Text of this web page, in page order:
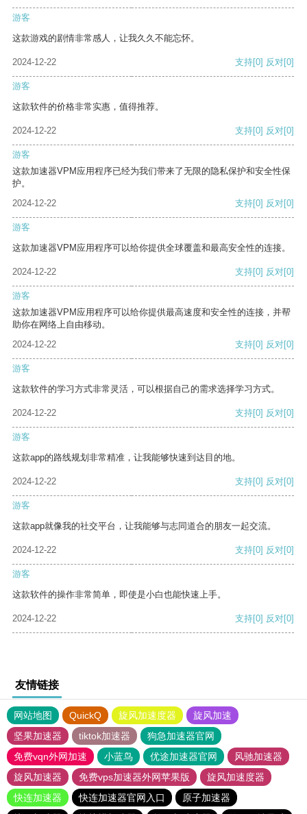
游客
这款游戏的剧情非常感人，让我久久不能忘怀。
2024-12-22 支持[0] 反对[0]
游客
这款软件的价格非常实惠，值得推荐。
2024-12-22 支持[0] 反对[0]
游客
这款加速器VPM应用程序已经为我们带来了无限的隐私保护和安全性保
护。
2024-12-22
支持[0] 反对[0]
游客
这款加速器VPM应用程序可以给你提供全球覆盖和最高安全性的连接。
2024-12-22 支持[0] 反对[0]
游客
这款加速器VPM应用程序可以给你提供最高速度和安全性的连接，并帮
助你在网络上自由移动。
2024-12-22
支持[0] 反对[0]
游客
这款软件的学习方式非常灵活，可以根据自己的需求选择学习方式。
2024-12-22 支持[0] 反对[0]
游客
这款app的路线规划非常精准，让我能够快速到达目的地。
2024-12-22 支持[0] 反对[0]
游客
这款app就像我的社交平台，让我能够与志同道合的朋友一起交流。
2024-12-22 支持[0] 反对[0]
游客
这款软件的操作非常简单，即使是小白也能快速上手。
2024-12-22 支持[0] 反对[0]
友情链接
网站地图 QuickQ 旋风加速度器
旋风加速
坚果加速器
tiktok加速器
狗急加速器官网
免费vqn外网加速
小蓝鸟 优途加速器官网
风驰加速器
旋风加速器
免费vps加速器外网苹果版
旋风加速度器
快连加速器
快连加速器官网入口
原子加速器